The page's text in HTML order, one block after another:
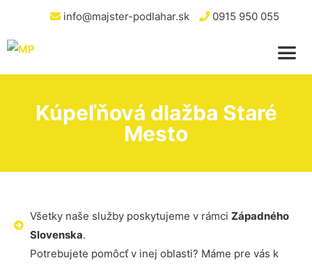
info@majster-podlahar.sk 0915 950 055
Kúpeľňová dlažba Staré
Mesto
Všetky naše služby poskytujeme v rámci Západného
Slovenska.
Potrebujete pomôcť v inej oblasti? Máme pre vás k